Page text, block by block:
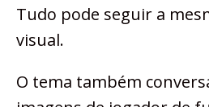
Tudo pode seguir a
visual.
O tema também